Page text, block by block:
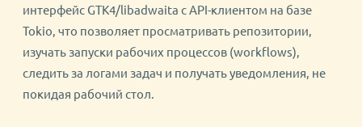
интерфейс GTK4/libadwaita с API-клиентом на базе
Tokio, что позволяет просматривать репозитории,
изучать запуски рабочих процессов (workflows),
следить за логами задач и получать уведомления, не
покидая рабочий стол.